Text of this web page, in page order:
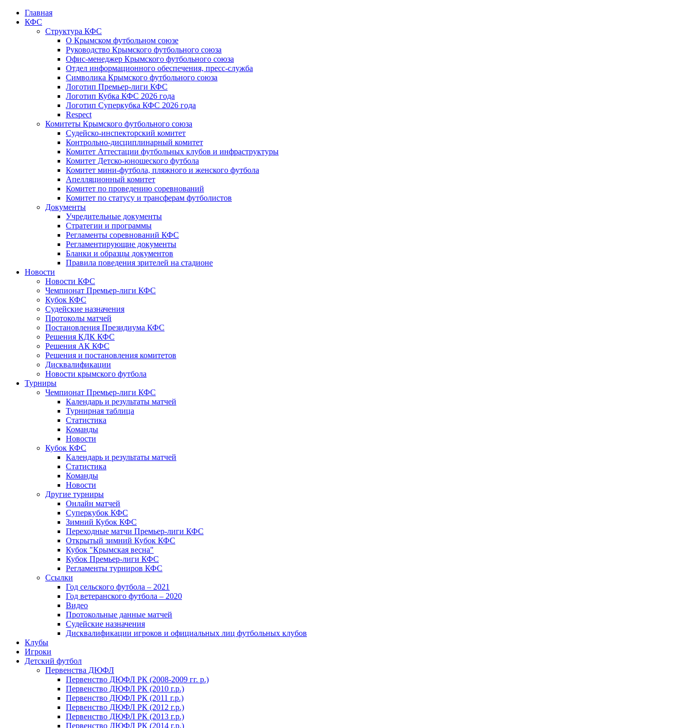
Главная
КФС
Структура КФС
О Крымском футбольном союзе
Руководство Крымского футбольного союза
Офис-менеджер Крымского футбольного союза
Отдел информационного обеспечения, пресс-служба
Символика Крымского футбольного союза
Логотип Премьер-лиги КФС
Логотип Кубка КФС 2026 года
Логотип Суперкубка КФС 2026 года
Respect
Комитеты Крымского футбольного союза
Судейско-инспекторский комитет
Контрольно-дисциплинарный комитет
Комитет Аттестации футбольных клубов и инфраструктуры
Комитет Детско-юношеского футбола
Комитет мини-футбола, пляжного и женского футбола
Апелляционный комитет
Комитет по проведению соревнований
Комитет по статусу и трансферам футболистов
Документы
Учредительные документы
Стратегии и программы
Регламенты соревнований КФС
Регламентирующие документы
Бланки и образцы документов
Правила поведения зрителей на стадионе
Новости
Новости КФС
Чемпионат Премьер-лиги КФС
Кубок КФС
Судейские назначения
Протоколы матчей
Постановления Президиума КФС
Решения КДК КФС
Решения АК КФС
Решения и постановления комитетов
Дисквалификации
Новости крымского футбола
Турниры
Чемпионат Премьер-лиги КФС
Календарь и результаты матчей
Турнирная таблица
Статистика
Команды
Новости
Кубок КФС
Календарь и результаты матчей
Статистика
Команды
Новости
Другие турниры
Онлайн матчей
Суперкубок КФС
Зимний Кубок КФС
Переходные матчи Премьер-лиги КФС
Открытый зимний Кубок КФС
Кубок "Крымская весна"
Кубок Премьер-лиги КФС
Регламенты турниров КФС
Ссылки
Год сельского футбола – 2021
Год ветеранского футбола – 2020
Видео
Протокольные данные матчей
Судейские назначения
Дисквалификации игроков и официальных лиц футбольных клубов
Клубы
Игроки
Детский футбол
Первенства ДЮФЛ
Первенство ДЮФЛ РК (2008-2009 гг. р.)
Первенство ДЮФЛ РК (2010 г.р.)
Первенство ДЮФЛ РК (2011 г.р.)
Первенство ДЮФЛ РК (2012 г.р.)
Первенство ДЮФЛ РК (2013 г.р.)
Первенство ДЮФЛ РК (2014 г.р.)